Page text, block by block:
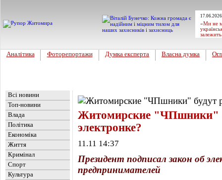
«Ми не
Аналітика Фоторепортажи Думка експерта Власна думка
Всі новини
Топ-новини
Влада
Політика
Економіка
Життя
Кримінал
Спорт
Культура
Житомирские "ЧПшники"
электронке?
11.11 14:37
Президент подписал закон об
предпринимателей